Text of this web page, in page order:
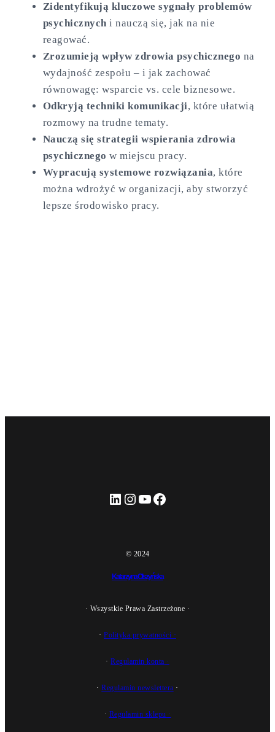
Zidentyfikują kluczowe sygnały problemów
psychicznych i nauczą się, jak na nie
reagować.
Zrozumieją wpływ zdrowia psychicznego na
wydajność zespołu – i jak zachować
równowagę: wsparcie vs. cele biznesowe.
Odkryją techniki komunikacji, które ułatwią
rozmowy na trudne tematy.
Nauczą się strategii wspierania zdrowia
psychicznego w miejscu pracy.
Wypracują systemowe rozwiązania, które
można wdrożyć w organizacji, aby stworzyć
lepsze środowisko pracy.
LinkedIn Instagram YouTube Facebook
© 2024
Katarzyna Olszyńska
· Wszystkie Prawa Zastrzeżone ·
· Polityka prywatności ·
·Regulamin konta ·
·Regulamin newslettera ·
· Regulamin sklepu ·